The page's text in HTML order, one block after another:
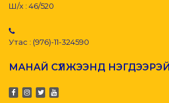
Ш/х : 46/520
Утас : (976)-11-324590
МАНАЙ СҮЛЖЭЭНД НЭГДЭЭРЭЙ